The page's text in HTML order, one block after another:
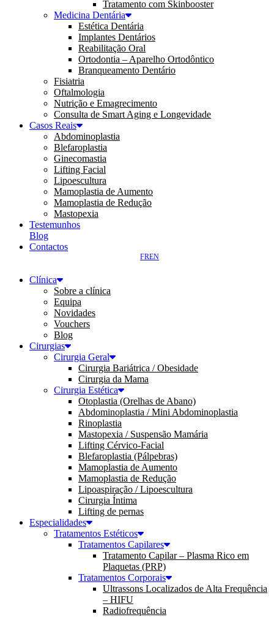
Tratamento com Skinbooster
Medicina Dentária
Estética Dentária
Implantes Dentários
Reabilitação Oral
Ortodontia – Aparelho Ortodôntico
Branqueamento Dentário
Fisiatria
Oftalmologia
Nutrição e Emagrecimento
Consulta de Smart Aging e Longevidade
Casos Reais
Abdominoplastia
Blefaroplastia
Ginecomastia
Lifting Facial
Lipoescultura
Mamoplastia de Aumento
Mamoplastia de Redução
Mastopexia
Testemunhos
Blog
Contactos
EN
FR
Clínica
Sobre a clínica
Equipa
Novidades
Vouchers
Blog
Cirurgias
Cirurgia Geral
Cirurgia Bariátrica / Obesidade
Cirurgia da Mama
Cirurgia Estética
Otoplastia (Orelhas de Abano)
Abdominoplastia / Mini Abdominoplastia
Rinoplastia
Mastopexia / Suspensão Mamária
Lifting Cérvico-Facial
Blefaroplastia (Pálpebras)
Mamoplastia de Aumento
Mamoplastia de Redução
Lipoaspiração / Lipoescultura
Cirurgia Íntima
Lifting de pernas
Especialidades
Tratamentos Estéticos
Tratamentos Capilares
Tratamento Capilar – Plasma Rico em
Plaquetas (PRP)
Tratamentos Corporais
Ultrassons Localizados de Alta Frequência
– HIFU
Radiofrequência